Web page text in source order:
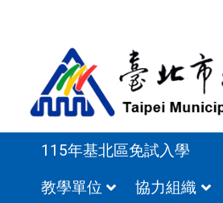
115年基北區免試入學
教學單位
協力組織